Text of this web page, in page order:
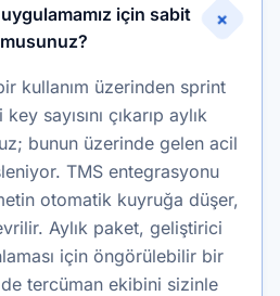
için sabit
+
kullanım üzerinden sprint
sayısını çıkarıp aylık
bunun üzerinde gelen acil
TMS entegrasyonu
otomatik kuyruğa düşer,
Aylık paket, geliştirici
için öngörülebilir bir
tercüman ekibini sizinle